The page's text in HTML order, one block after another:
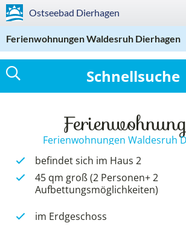
Ostseebad Dierhagen
Ferienwohnungen Waldesruh Dierhagen
Schnellsuche
Ferienwohnungen Waldesruh
befindet sich im Haus 2
45 qm groß (2 Personen+ 2
Aufbettungsmöglichkeiten)
im Erdgeschoss